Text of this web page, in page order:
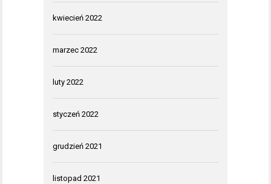
kwiecień 2022
marzec 2022
luty 2022
styczeń 2022
grudzień 2021
listopad 2021